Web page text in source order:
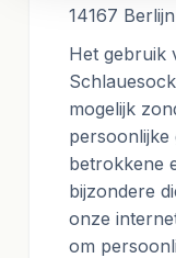
14167 Berlijn
Het gebruik
mogelijk
persoonlijke
betrokkene
bijzondere
onze
om